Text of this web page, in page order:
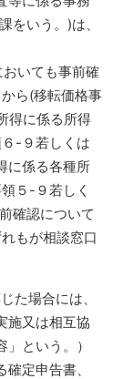
をいう。)は、
いても事前確
ら(移転価格事
得に係る所得
-９若しくは
に係る各種所
５-９若しく
確認について
もが相談窓口
た場合には、
施又は相互協
という。）
定申告書、